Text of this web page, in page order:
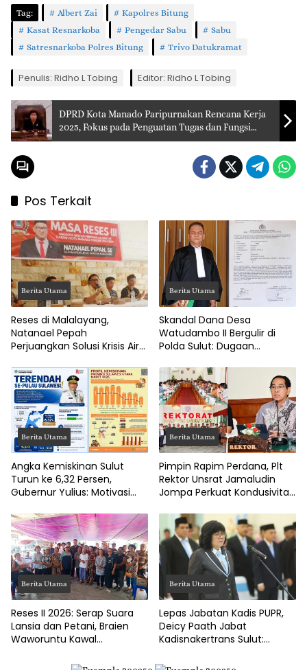
Tag: Albert Zai
Kapolres Bitung
Kasat Resnarkoba
Pengedar Sabu
Sabu
Satresnarkoba Polres Bitung
Trivo Datukramat
Penulis: Ridho L Tobing Editor: Ridho L Tobing
DPRD Kota Manado Paripurnakan Rencana Kerja
2025, Fokus pada Penguatan Tugas dan Fungsi
Legislasi
Pos Terkait
Berita Utama
Reses di Malalayang,
Natanael Pepah
Perjuangkan Solusi Krisis Air
DPRD Manado
Berita Utama
Skandal Dana Desa
Watudambo II Bergulir di
Polda Sulut: Dugaan
Hingga Jalan Tani Rp214
Juta
Berita Utama
Angka Kemiskinan Sulut
Turun ke 6,32 Persen,
Gubernur Yulius: Motivasi
Berita Utama
Pimpin Rapim Perdana, Plt
Rektor Unsrat Jamaludin
Jompa Perkuat Kondusivitas
Berita Utama
Reses II 2026: Serap Suara
Lansia dan Petani, Braien
Waworuntu Kawal
Berita Utama
Lepas Jabatan Kadis PUPR,
Deicy Paath Jabat
Kadisnakertrans Sulut:
Benahi BLK!